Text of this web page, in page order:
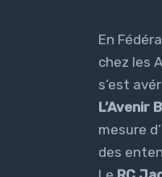
En
chez les
s’est
L’Avenir
mesure
des